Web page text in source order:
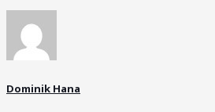
Dominik Hana